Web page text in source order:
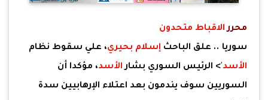
محررالاقباط متحدون
سوريا .. علق الباحث إسلام بحيري، علي سقوط نظام
الأسد'> الرئيس السوري بشارالأسد، مؤكدا أن
السوريين سوف يندمون بعد اعتلاء الإرهابيين سدة